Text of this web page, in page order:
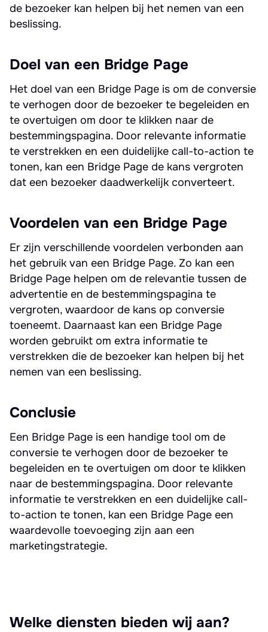
de bezoeker kan helpen bij het nemen van een
beslissing.
Doel van een Bridge Page
Het doel van een Bridge Page is om de conversie
te verhogen door de bezoeker te begeleiden en
te overtuigen om door te klikken naar de
bestemmingspagina. Door relevante informatie
te verstrekken en een duidelijke call-to-action te
tonen, kan een Bridge Page de kans vergroten
dat een bezoeker daadwerkelijk converteert.
Voordelen van een Bridge Page
Er zijn verschillende voordelen verbonden aan
het gebruik van een Bridge Page. Zo kan een
Bridge Page helpen om de relevantie tussen de
advertentie en de bestemmingspagina te
vergroten, waardoor de kans op conversie
toeneemt. Daarnaast kan een Bridge Page
worden gebruikt om extra informatie te
verstrekken die de bezoeker kan helpen bij het
nemen van een beslissing.
Conclusie
Een Bridge Page is een handige tool om de
conversie te verhogen door de bezoeker te
begeleiden en te overtuigen om door te klikken
naar de bestemmingspagina. Door relevante
informatie te verstrekken en een duidelijke call-
to-action te tonen, kan een Bridge Page een
waardevolle toevoeging zijn aan een
marketingstrategie.
Welke diensten bieden wij aan?